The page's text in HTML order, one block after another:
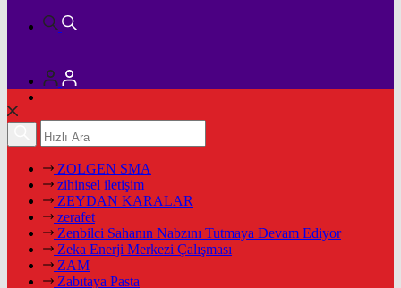
ZOLGEN SMA
zihinsel iletişim
ZEYDAN KARALAR
zerafet
Zenbilci Sahanın Nabzını Tutmaya Devam Ediyor
Zeka Enerji Merkezi Çalışması
ZAM
Zabıtaya Pasta